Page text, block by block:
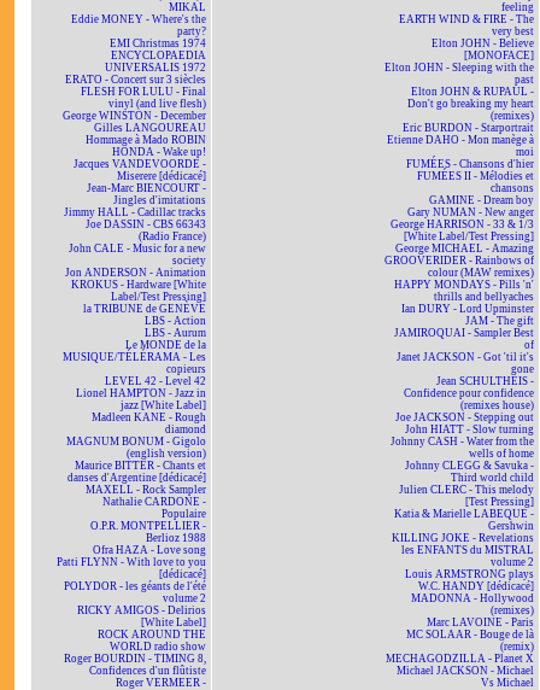
MIKAL
Eddie MONEY - Where's the
party?
EMI Christmas 1974
ENCYCLOPAEDIA
UNIVERSALIS 1972
ERATO - Concert sur 3 siècles
FLESH FOR LULU - Final
vinyl (and live flesh)
George WINSTON - December
Gilles LANGOUREAU
Hommage à Mado ROBIN
HONDA - Wake up!
Jacques VANDEVOORDE -
Miserere [dédicacé]
Jean-Marc BIENCOURT -
Jingles d'imitations
Jimmy HALL - Cadillac tracks
Joe DASSIN - CBS 66343
(Radio France)
John CALE - Music for a new
society
Jon ANDERSON - Animation
KROKUS - Hardware [White
Label/Test Pressing]
la TRIBUNE de GENÈVE
LBS - Action
LBS - Aurum
Le MONDE de la
MUSIQUE/TÉLÉRAMA - Les
copieurs
LEVEL 42 - Level 42
Lionel HAMPTON - Jazz in
jazz [White Label]
Madleen KANE - Rough
diamond
MAGNUM BONUM - Gigolo
(english version)
Maurice BITTER - Chants et
danses d'Argentine [dédicacé]
MAXELL - Rock Sampler
Nathalie CARDONE -
Populaire
O.P.R. MONTPELLIER -
Berlioz 1988
Ofra HAZA - Love song
Patti FLYNN - With love to you
[dédicacé]
POLYDOR - les géants de l'été
volume 2
RICKY AMIGOS - Delirios
[White Label]
ROCK AROUND THE
WORLD radio show
Roger BOURDIN - TIMING 8,
Confidences d'un flûtiste
Roger VERMEER -
feeling
EARTH WIND & FIRE - The
very best
Elton JOHN - Believe
[MONOFACE]
Elton JOHN - Sleeping with the
past
Elton JOHN & RUPAUL -
Don't go breaking my heart
(remixes)
Eric BURDON - Starportrait
Etienne DAHO - Mon manège à
moi
FUMÉES - Chansons d'hier
FUMÉES II - Mélodies et
chansons
GAMINE - Dream boy
Gary NUMAN - New anger
George HARRISON - 33 & 1/3
[White Label/Test Pressing]
George MICHAEL - Amazing
GROOVERIDER - Rainbows of
colour (MAW remixes)
HAPPY MONDAYS - Pills 'n'
thrills and bellyaches
Ian DURY - Lord Upminster
JAM - The gift
JAMIROQUAI - Sampler Best
of
Janet JACKSON - Got 'til it's
gone
Jean SCHULTHEIS -
Confidence pour confidence
(remixes house)
Joe JACKSON - Stepping out
John HIATT - Slow turning
Johnny CASH - Water from the
wells of home
Johnny CLEGG & Savuka -
Third world child
Julien CLERC - This melody
[Test Pressing]
Katia & Marielle LABEQUE -
Gershwin
KILLING JOKE - Revelations
les ENFANTS du MISTRAL
volume 2
Louis ARMSTRONG plays
W.C. HANDY [dédicacé]
MADONNA - Hollywood
(remixes)
Marc LAVOINE - Paris
MC SOLAAR - Bouge de là
(remix)
MECHAGODZILLA - Planet X
Michael JACKSON - Michael
Vs Michael